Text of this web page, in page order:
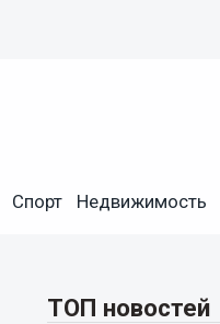
Спорт Недвижимость
ТОП новостей